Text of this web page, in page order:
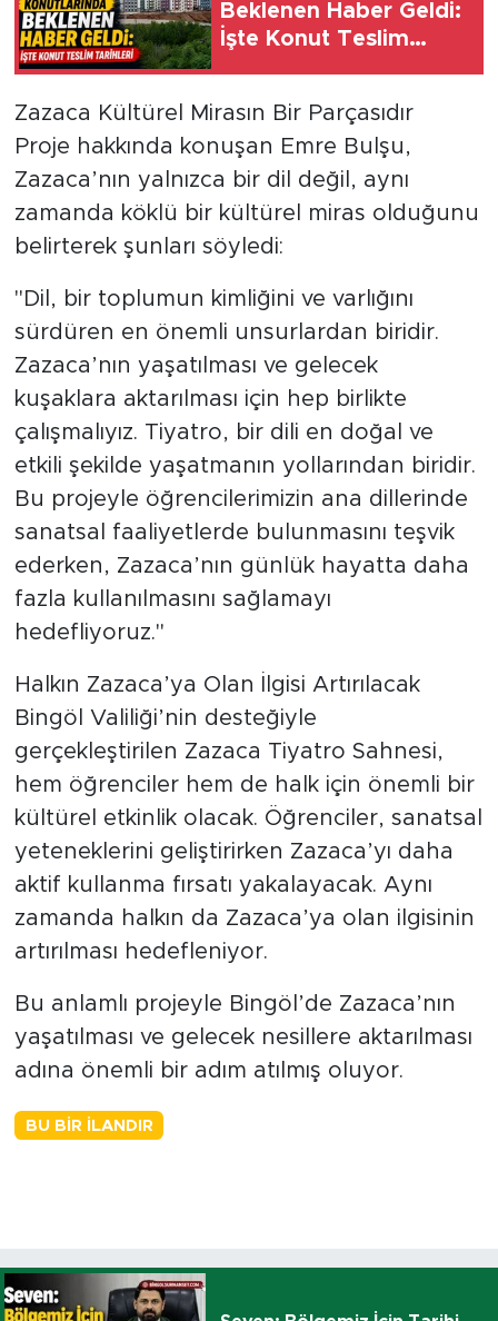
Beklenen Haber Geldi:
İşte Konut Teslim
Zazaca Kültürel Mirasın Bir Parçasıdır
Proje hakkında konuşan Emre Bulşu,
Zazaca’nın yalnızca bir dil değil, aynı
zamanda köklü bir kültürel miras olduğunu
belirterek şunları söyledi:
"Dil, bir toplumun kimliğini ve varlığını
sürdüren en önemli unsurlardan biridir.
Zazaca’nın yaşatılması ve gelecek
kuşaklara aktarılması için hep birlikte
çalışmalıyız. Tiyatro, bir dili en doğal ve
etkili şekilde yaşatmanın yollarından biridir.
Bu projeyle öğrencilerimizin ana dillerinde
sanatsal faaliyetlerde bulunmasını teşvik
ederken, Zazaca’nın günlük hayatta daha
fazla kullanılmasını sağlamayı
hedefliyoruz."
Halkın Zazaca’ya Olan İlgisi Artırılacak
Bingöl Valiliği’nin desteğiyle
gerçekleştirilen Zazaca Tiyatro Sahnesi,
hem öğrenciler hem de halk için önemli bir
kültürel etkinlik olacak. Öğrenciler, sanatsal
yeteneklerini geliştirirken Zazaca’yı daha
aktif kullanma fırsatı yakalayacak. Aynı
zamanda halkın da Zazaca’ya olan ilgisinin
artırılması hedefleniyor.
Bu anlamlı projeyle Bingöl’de Zazaca’nın
yaşatılması ve gelecek nesillere aktarılması
adına önemli bir adım atılmış oluyor.
BU BIR İLANDIR